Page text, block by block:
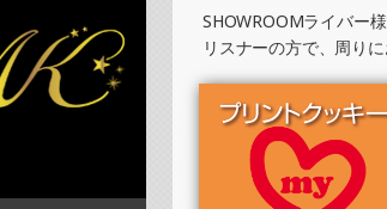
»もっと見る
2025/07/25
SHOWROOMでイベン
»もっと見る
2025/07/25
SHOWROOMでイベン
SHOWROOMライバー
リスナーの方で、周り